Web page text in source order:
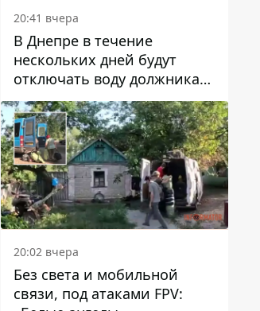
20:41 вчера
В Днепре в течение
нескольких дней будут
отключать воду должникам
в Самарском районе: адреса
20:02 вчера
Без света и мобильной
связи, под атаками FPV: